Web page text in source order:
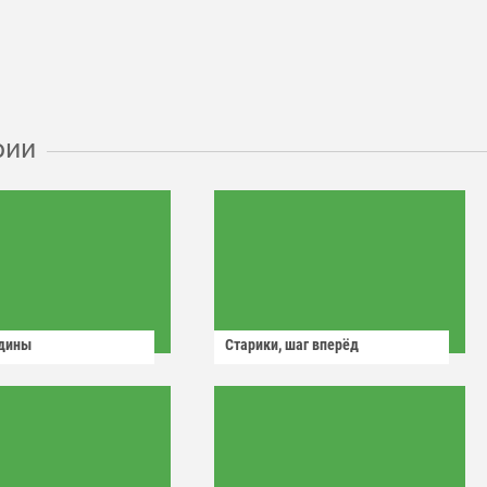
Старики, шаг вперёд